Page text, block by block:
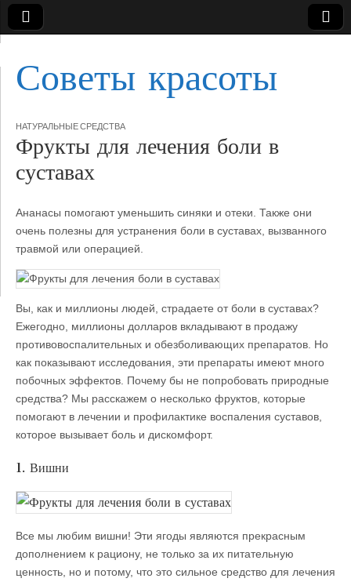
Советы красоты
НАТУРАЛЬНЫЕ СРЕДСТВА
Фрукты для лечения боли в
суставах
Ананасы помогают уменьшить синяки и отеки. Также они
очень полезны для устранения боли в суставах, вызванного
травмой или операцией.
Вы, как и миллионы людей, страдаете от боли в суставах?
Ежегодно, миллионы долларов вкладывают в продажу
противовоспалительных и обезболивающих препаратов. Но
как показывают исследования, эти препараты имеют много
побочных эффектов. Почему бы не попробовать природные
средства? Мы расскажем о несколько фруктов, которые
помогают в лечении и профилактике воспаления суставов,
которое вызывает боль и дискомфорт.
1. Вишни
Все мы любим вишни! Эти ягоды являются прекрасным
дополнением к рациону, не только за их питательную
ценность, но и потому, что это сильное средство для лечения